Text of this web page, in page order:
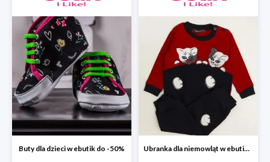
Buty dla dzieci w ebutik do -50% Ubranka dla niemowląt w ebutik.pl do -50%